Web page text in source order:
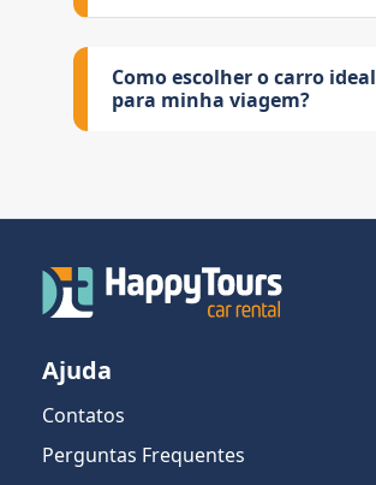
Como escolher o carro ideal
para minha viagem?
Ajuda
Contatos
Perguntas Frequentes